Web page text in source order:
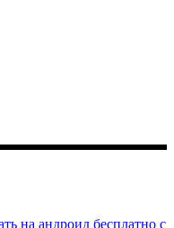
на андроид бесплатно с